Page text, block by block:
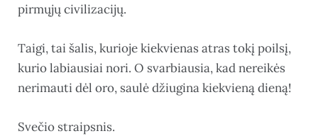
pirmųjų civilizacijų.
Taigi, tai šalis, kurioje kiekvienas atras tokį poilsį,
kurio labiausiai nori. O svarbiausia, kad nereikės
nerimauti dėl oro, saulė džiugina kiekvieną dieną!
Svečio straipsnis.